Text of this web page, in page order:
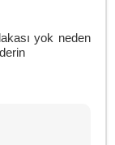
yok neden